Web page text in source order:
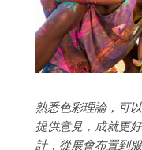
熟悉色彩理論，可
提供意見，成就更
計，從展會布置到